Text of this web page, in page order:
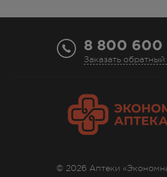
8 800 600
Заказать
© 2026 Аптеки